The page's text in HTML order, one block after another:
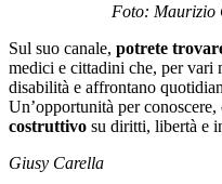
Foto: Maurizio
Sul suo canale, potrete
medici e cittadini che, per vari
disabilità e affrontano
Un’opportunità per
costruttivo su diritti, libertà e
Giusy Carella